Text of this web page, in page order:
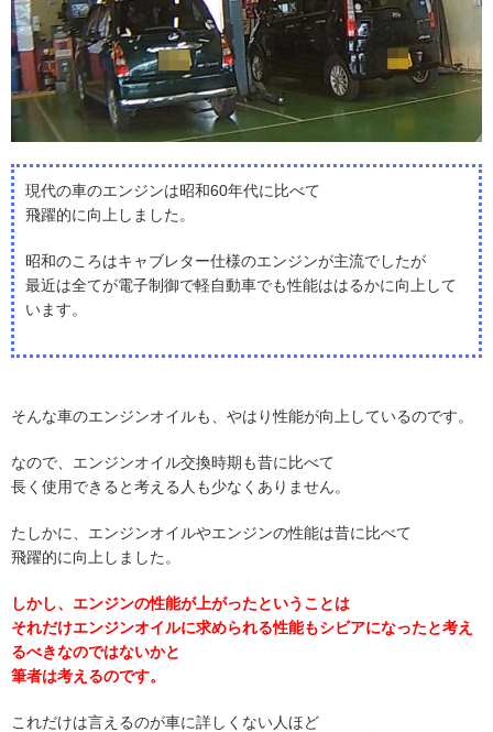
現代の車のエンジンは昭和60年代に比べて
飛躍的に向上しました。
昭和のころはキャブレター仕様のエンジンが主流でしたが
最近は全てが電子制御で軽自動車でも性能ははるかに向上して
います。
そんな車のエンジンオイルも、やはり性能が向上しているのです。
なので、エンジンオイル交換時期も昔に比べて
長く使用できると考える人も少なくありません。
たしかに、エンジンオイルやエンジンの性能は昔に比べて
飛躍的に向上しました。
しかし、エンジンの性能が上がったということは
それだけエンジンオイルに求められる性能もシビアになったと考え
るべきなのではないかと
筆者は考えるのです。
これだけは言えるのが車に詳しくない人ほど